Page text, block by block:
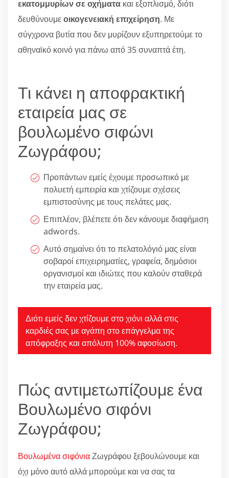
εκατομμυρίων σε οχήματα και εξοπλισμό, διότι
δευθύνουμεοικογενειακή επιχείρηση. Με
σύγχρονα βυτία που δεν μυρίζουν εξυπηρετούμε το
αθηναϊκό κοινό για πάνω από 35 συναπτά έτη.
Τι κάνει η αποφρακτική
εταιρεία μας σε
βουλωμένο σιφώνι
Ζωγράφου;
Προπάντων εμείς έχουμε προσωπικό με
πολυετή εμπειρία και χτίζουμε σχέσεις
εμπιστοσύνης με τους πελάτες μας.
Επιπλέον, βλέπετε ότι δεν κάνουμε διαφήμιση
adwords.
Αυτό σημαίνει ότι το πελατολόγιό μας είναι
σοβαροί επιχειρηματίες, γραφεία, δημόσιοι
οργανισμοί και ιδιώτες που καλούν σταθερά
την εταιρεία μας.
Διότι εμείς δεν χτίζουμε στο χιόνι αλλά στις
καρδιές σας με αγάπη στο επάγγελμα της
απόφραξης και απόλυτη 100% αφοσίωση.
Πώς αντιμετωπίζουμε ένα
Βουλωμένο σιφόνι
Ζωγράφου;
Βουλωμένα σιφόνιαΖωγράφου ξεβουλώνουμε και
όχι μόνο αυτό αλλά μπορούμε και να σας τα